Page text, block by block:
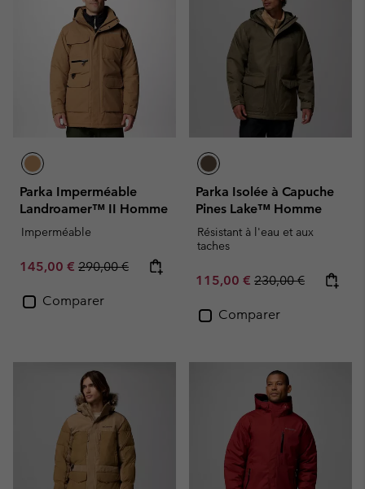
Parka Imperméable
Landroamer™ II Homme
Imperméable
Sale price:
145,00 € Regular price:
290,00 €
Comparer
Parka Isolée à Capuche
Pines Lake™ Homme
Résistant à l'eau et aux
taches
Sale price:
115,00 € Regular price:
230,00 €
Comparer